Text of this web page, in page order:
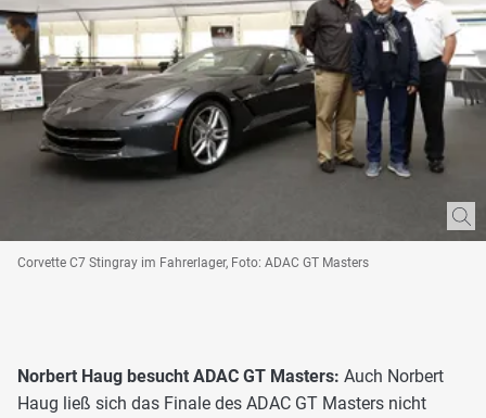
Corvette C7 Stingray im Fahrerlager, Foto: ADAC GT Masters
Norbert Haug besucht ADAC GT Masters: Auch Norbert
Haug ließ sich das Finale des ADAC GT Masters nicht